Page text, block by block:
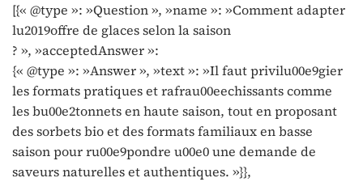
[{« @type »: »Question », »name »: »Comment adapter
lu2019offre de glaces selon la saison
? », »acceptedAnswer »:
{« @type »: »Answer », »text »: »Il faut privilu00e9gier
les formats pratiques et rafrau00eechissants comme
les bu00e2tonnets en haute saison, tout en proposant
des sorbets bio et des formats familiaux en basse
saison pour ru00e9pondre u00e0 une demande de
saveurs naturelles et authentiques. »}},